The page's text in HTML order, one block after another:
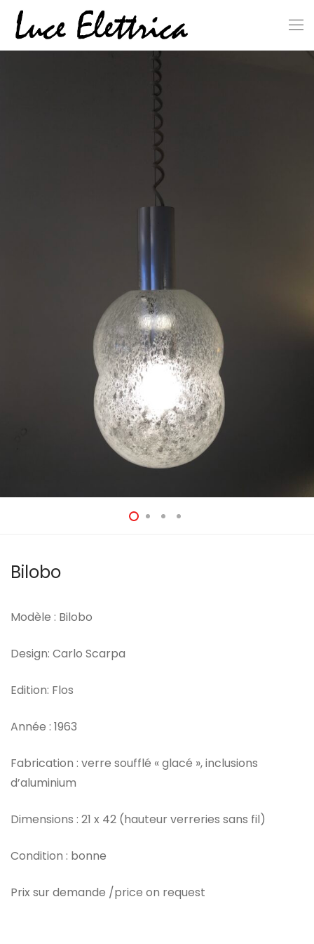
Bilobo
Modèle : Bilobo
Design: Carlo Scarpa
Edition: Flos
Année : 1963
Fabrication : verre soufflé « glacé », inclusions
d’aluminium
Dimensions : 21 x 42 (hauteur verreries sans fil)
Condition : bonne
Prix sur demande /price on request